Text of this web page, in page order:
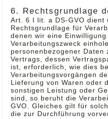
6. Rechtsgrundlage
Art. 6 I lit. a DS-GVO dient
Rechtsgrundlage für
denen wir eine
Verarbeitungszweck
personenbezogener Daten
Vertrags, dessen
ist, erforderlich, wie dies
Verarbeitungsvorgängen
Lieferung von Waren oder
sonstigen Leistung oder
sind, so beruht die
GVO. Gleiches gilt für
die zur Durchführung